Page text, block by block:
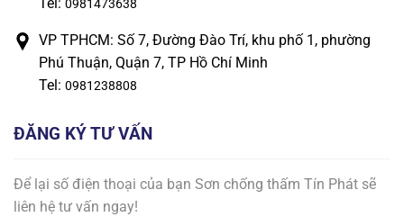
Tel: 0981473638
VP TPHCM: Số 7, Đường Đào Trí, khu phố 1, phường
Phú Thuận, Quận 7, TP Hồ Chí Minh
Tel: 0981238808
ĐĂNG KÝ TƯ VẤN
Để lại số điện thoại của bạn Sơn chống thấm Tín Phát sẽ
liên hệ tư vấn ngay!